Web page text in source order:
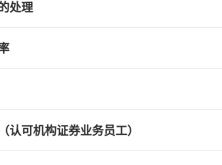
处理
认可机构证券业务员工）